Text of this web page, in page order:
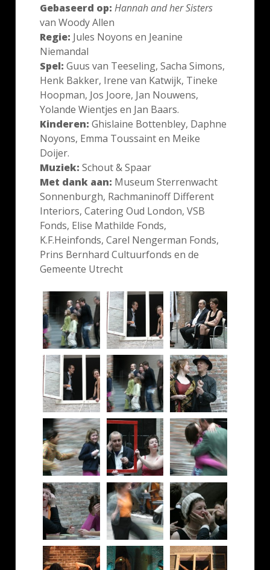
Gebaseerd op: Hannah and her Sisters
van Woody Allen
Regie: Jules Noyons en Jeanine
Niemandal
Spel: Guus van Teeseling, Sacha Simons,
Henk Bakker, Irene van Katwijk, Tineke
Hoopman, Jos Joore, Jan Nouwens,
Yolande Wientjes en Jan Baars.
Kinderen: Ghislaine Bottenbley, Daphne
Noyons, Emma Toussaint en Meike
Doijer.
Muziek: Schout & Spaar
Met dank aan: Museum Sterrenwacht
Sonnenburgh, Rachmaninoff Different
Interiors, Catering Oud London, VSB
Fonds, Elise Mathilde Fonds,
K.F.Heinfonds, Carel Nengerman Fonds,
Prins Bernhard Cultuurfonds en de
Gemeente Utrecht